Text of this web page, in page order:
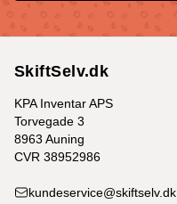
SkiftSelv.dk
KPA Inventar APS
Torvegade 3
8963 Auning
CVR 38952986
kundeservice@skiftselv.dk